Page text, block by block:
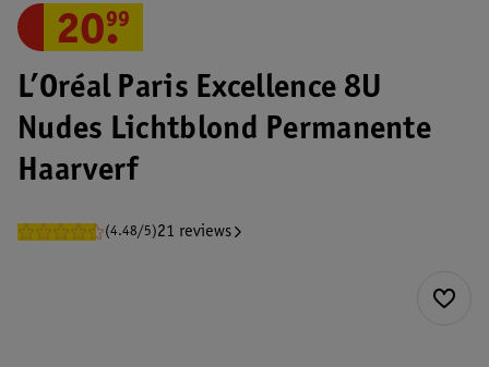
L’Oréal Paris Excellence 8U
Nudes Lichtblond Permanente
Haarverf
(4.48/5)21 reviews
20.
99